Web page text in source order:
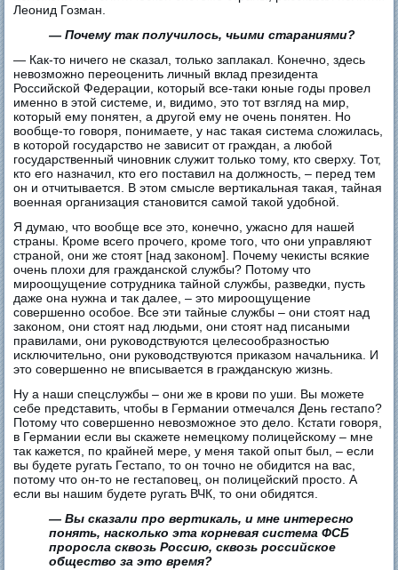
Леонид Гозман.
— Почему так получилось, чьими стараниями?
— Как-то ничего не сказал, только заплакал. Конечно, здесь
невозможно переоценить личный вклад президента
Российской Федерации, который все-таки юные годы провел
именно в этой системе, и, видимо, это тот взгляд на мир,
который ему понятен, а другой ему не очень понятен. Но
вообще-то говоря, понимаете, у нас такая система сложилась,
в которой государство не зависит от граждан, а любой
государственный чиновник служит только тому, кто сверху. Тот,
кто его назначил, кто его поставил на должность, – перед тем
он и отчитывается. В этом смысле вертикальная такая, тайная
военная организация становится самой такой удобной.
Я думаю, что вообще все это, конечно, ужасно для нашей
страны. Кроме всего прочего, кроме того, что они управляют
страной, они же стоят [над законом]. Почему чекисты всякие
очень плохи для гражданской службы? Потому что
мироощущение сотрудника тайной службы, разведки, пусть
даже она нужна и так далее, – это мироощущение
совершенно особое. Все эти тайные службы – они стоят над
законом, они стоят над людьми, они стоят над писаными
правилами, они руководствуются целесообразностью
исключительно, они руководствуются приказом начальника. И
это совершенно не вписывается в гражданскую жизнь.
Ну а наши спецслужбы – они же в крови по уши. Вы можете
себе представить, чтобы в Германии отмечался День гестапо?
Потому что совершенно невозможное это дело. Кстати говоря,
в Германии если вы скажете немецкому полицейскому – мне
так кажется, по крайней мере, у меня такой опыт был, – если
вы будете ругать Гестапо, то он точно не обидится на вас,
потому что он-то не гестаповец, он полицейский просто. А
если вы нашим будете ругать ВЧК, то они обидятся.
— Вы сказали про вертикаль, и мне интересно
понять, насколько эта корневая система ФСБ
проросла сквозь Россию, сквозь российское
общество за это время?